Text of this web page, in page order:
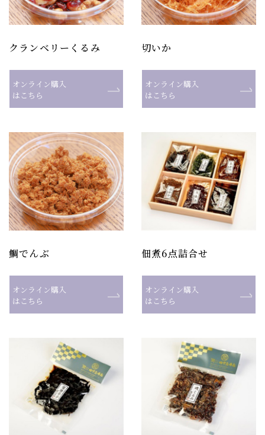
クランベリーくるみ
オンライン購入
はこちら
切いか
オンライン購入
はこちら
鯛でんぶ
オンライン購入
はこちら
佃煮6点詰合せ
オンライン購入
はこちら